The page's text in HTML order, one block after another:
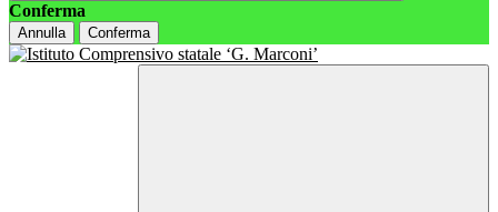
Conferma
Annulla Conferma